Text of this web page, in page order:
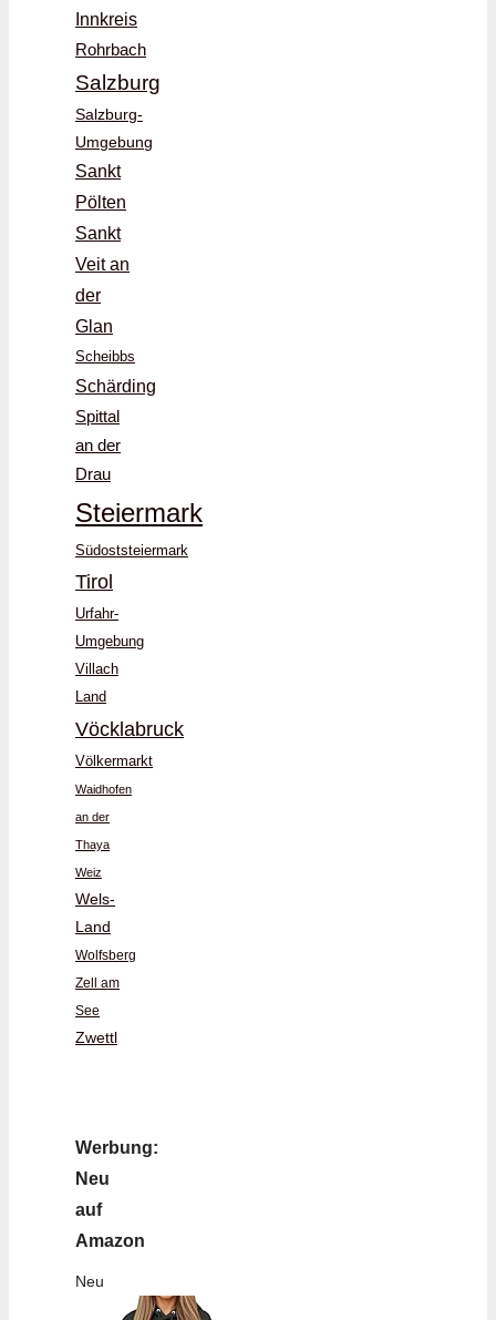
Innkreis
Rohrbach
Salzburg
Salzburg-
Umgebung
Sankt
Pölten
Sankt
Veit an
der
Glan
Scheibbs
Schärding
Spittal
an der
Drau
Steiermark
Südoststeiermark
Tirol
Urfahr-
Umgebung
Villach
Land
Vöcklabruck
Völkermarkt
Waidhofen
an der
Thaya
Weiz
Wels-
Land
Wolfsberg
Zell am
See
Zwettl
Werbung:
Neu
auf
Amazon
Neu